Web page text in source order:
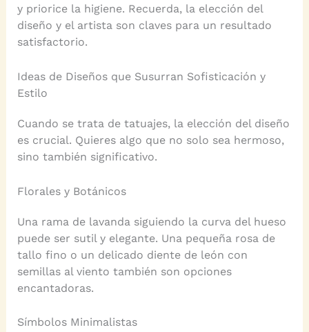
y priorice la higiene. Recuerda, la elección del
diseño y el artista son claves para un resultado
satisfactorio.
Ideas de Diseños que Susurran Sofisticación y
Estilo
Cuando se trata de tatuajes, la elección del diseño
es crucial. Quieres algo que no solo sea hermoso,
sino también significativo.
Florales y Botánicos
Una rama de lavanda siguiendo la curva del hueso
puede ser sutil y elegante. Una pequeña rosa de
tallo fino o un delicado diente de león con
semillas al viento también son opciones
encantadoras.
Símbolos Minimalistas